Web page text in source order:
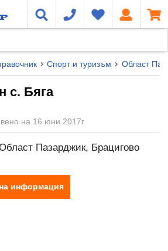
Спорт и туризъм Област
с. Бяга
на 16 юни 2017г.
Пазарджик, Брацигово
информация